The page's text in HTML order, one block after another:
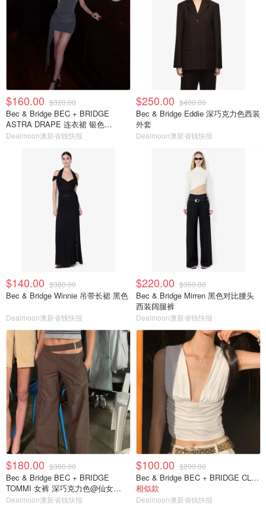
$160.00 $320.00
Bec & Bridge BEC + BRIDGE
ASTRA DRAPE 连衣裙 银色
@iamolivia
Dealmoon澳新省钱快报
$250.00 $400.00
Bec & Bridge Eddie 深巧克力色西装
外套
Dealmoon澳新省钱快报
$140.00 $380.00
Bec & Bridge Winnie 吊带长裙 黑色
Dealmoon澳新省钱快报
$220.00 $350.00
Bec & Bridge Mirren 黑色对比腰头
西装阔腿裤
Dealmoon澳新省钱快报
$180.00 $300.00
Bec & Bridge BEC + BRIDGE
TOMMI 女裤 深巧克力色@仙女
FOREVER NEW
Dealmoon澳新省钱快报
$100.00 $200.00
Bec & Bridge BEC + BRIDGE CLEMENTINE 香草色上衣@Yingge
相似款
Dealmoon澳新省钱快报